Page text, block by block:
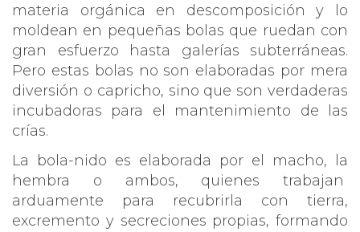
materia orgánica en descomposición y lo
moldean en pequeñas bolas que ruedan con
gran esfuerzo hasta galerías subterráneas.
Pero estas bolas no son elaboradas por mera
diversión o capricho, sino que son verdaderas
incubadoras para el mantenimiento de las
crías.
La bola-nido es elaborada por el macho, la
hembra o ambos, quienes trabajan
arduamente para recubrirla con tierra,
excremento y secreciones propias, formando